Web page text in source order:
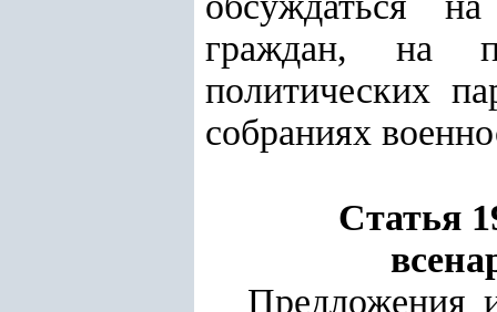
граждан, на
политических
собраниях
Статья
Предложения